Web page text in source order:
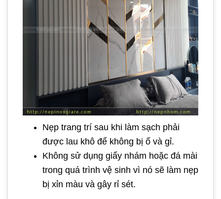
Nẹp trang trí sau khi làm sạch phải
được lau khô để không bị ố và gỉ.
Không sử dụng giấy nhám hoặc đá mài
trong quá trình vệ sinh vì nó sẽ làm nẹp
bị xỉn màu và gây rỉ sét.